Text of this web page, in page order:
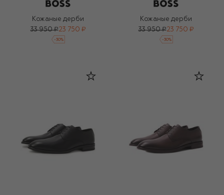
Кожаные дерби
33 950 ₽23 750 ₽
-30%
Кожаные дерби
33 950 ₽23 750 ₽
-30%